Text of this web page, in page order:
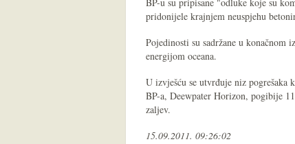
pridonijele krajnjem neuspjehu
Pojedinosti su sadržane u konačnom
energijom oceana.
U izvješću se utvrđuje niz
BP-a, Deewpater Horizon, pogibije
zaljev.
15.09.2011. 09:26:02